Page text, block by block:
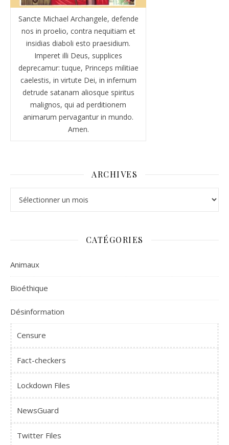
Sancte Michael Archangele, defende
nos in proelio, contra nequitiam et
insidias diaboli esto praesidium.
Imperet illi Deus, supplices
deprecamur: tuque, Princeps militiae
caelestis, in virtute Dei, in infernum
detrude satanam aliosque spiritus
malignos, qui ad perditionem
animarum pervagantur in mundo.
Amen.
ARCHIVES
CATÉGORIES
Animaux
Bioéthique
Désinformation
Censure
Fact-checkers
Lockdown Files
NewsGuard
Twitter Files